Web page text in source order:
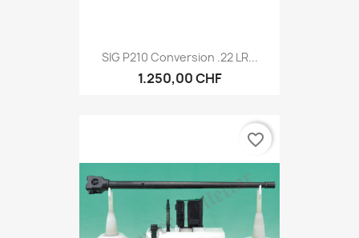
SIG P210 Conversion .22 LR...
1.250,00 CHF
favorite_border